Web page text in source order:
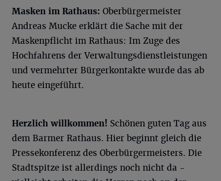
Masken im Rathaus: Oberbürgermeister
Andreas Mucke erklärt die Sache mit der
Maskenpflicht im Rathaus: Im Zuge des
Hochfahrens der Verwaltungsdienstleistungen
und vermehrter Bürgerkontakte wurde das ab
heute eingeführt.
Herzlich willkommen! Schönen guten Tag aus
dem Barmer Rathaus. Hier beginnt gleich die
Pressekonferenz des Oberbürgermeisters. Die
Stadtspitze ist allerdings noch nicht da -